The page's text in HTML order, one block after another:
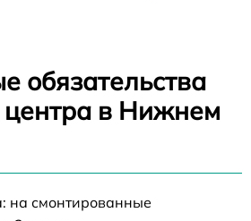
обязательства
центра в Нижнем
на смонтированные